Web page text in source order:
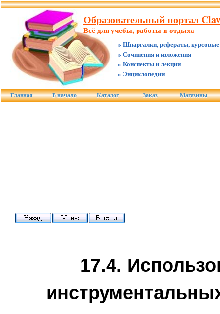
Образовательный портал
Всё для учебы, работы и отдыха
» Шпаргалки, рефераты, курсовые
» Сочинения и изложения
» Конспекты и лекции
» Энциклопедии
Главная В начало Каталог Заказ Магазины
17.4.